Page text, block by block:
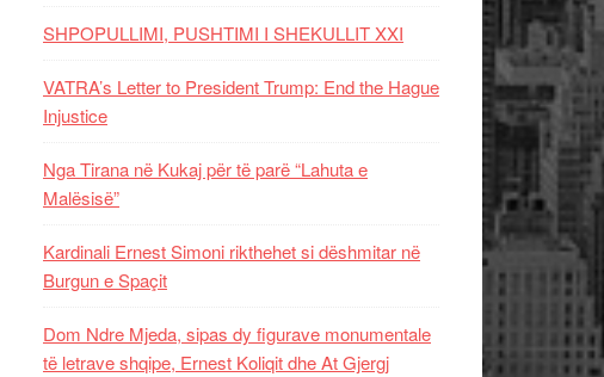
SHPOPULLIMI, PUSHTIMI I SHEKULLIT XXI
VATRA’s Letter to President Trump: End the Hague
Injustice
Nga Tirana në Kukaj për të parë “Lahuta e
Malësisë”
Kardinali Ernest Simoni rikthehet si dëshmitar në
Burgun e Spaçit
Dom Ndre Mjeda, sipas dy figurave monumentale
të letrave shqipe, Ernest Koliqit dhe At Gjergj